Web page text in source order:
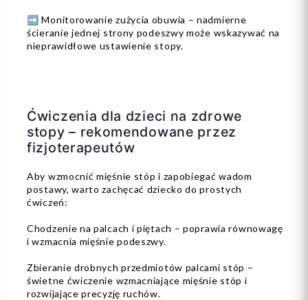
➡️ Monitorowanie zużycia obuwia – nadmierne
ścieranie jednej strony podeszwy może wskazywać na
nieprawidłowe ustawienie stopy.
Ćwiczenia dla dzieci na zdrowe
stopy – rekomendowane przez
fizjoterapeutów
Aby wzmocnić mięśnie stóp i zapobiegać wadom
postawy, warto zachęcać dziecko do prostych
ćwiczeń:
Chodzenie na palcach i piętach – poprawia równowagę
i wzmacnia mięśnie podeszwy.
Zbieranie drobnych przedmiotów palcami stóp –
świetne ćwiczenie wzmacniające mięśnie stóp i
rozwijające precyzję ruchów.